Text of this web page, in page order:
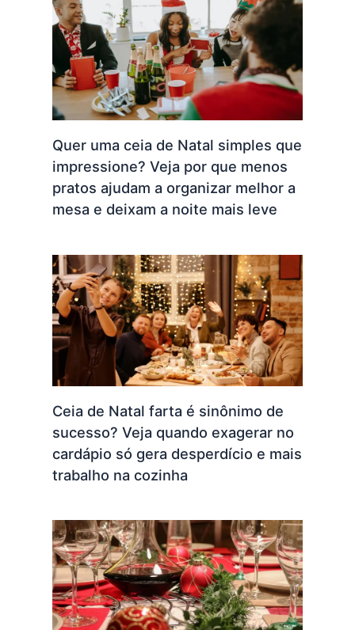
Quer uma ceia de Natal simples que
impressione? Veja por que menos
pratos ajudam a organizar melhor a
mesa e deixam a noite mais leve
Ceia de Natal farta é sinônimo de
sucesso? Veja quando exagerar no
cardápio só gera desperdício e mais
trabalho na cozinha